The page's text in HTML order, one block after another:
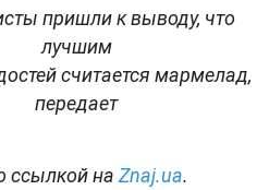
пришли к выводу, что
лучшим
считается мармелад,
передает
ссылкой на Znaj.ua.